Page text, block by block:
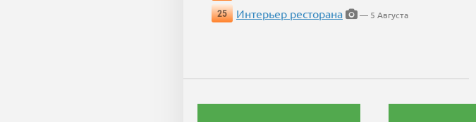
25
Интерьер ресторана — 5 Августа